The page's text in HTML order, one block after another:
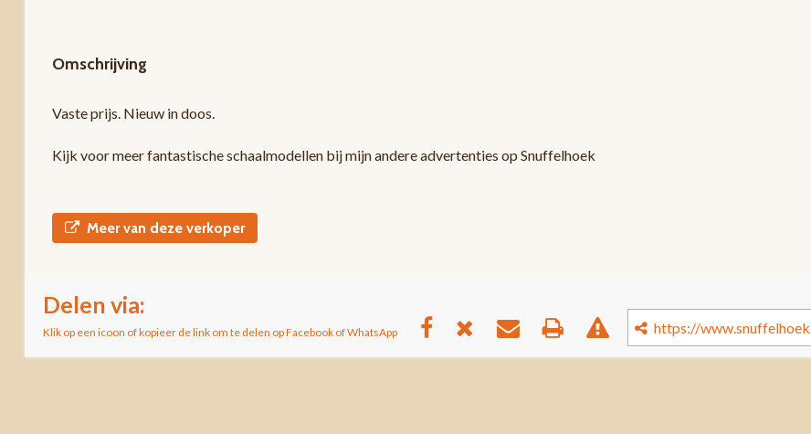
Omschrijving
Vaste prijs. Nieuw in doos.
Kijk voor meer fantastische schaalmodellen bij mijn andere advertenties op Snuffelhoek
Meer van deze verkoper
Delen via:
Klik op een icoon of kopieer de link om te delen op Facebook of WhatsApp